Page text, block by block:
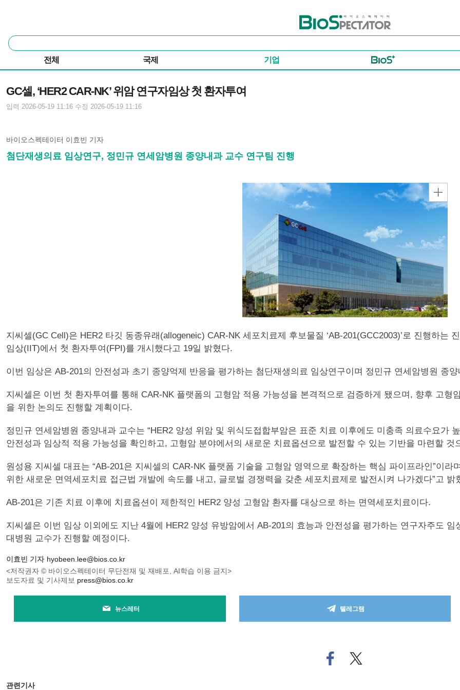
바이오스펙테이터
통
합
색
전체 국제 기업
GC셀, ‘HER2 CAR-NK’ 위암 연구자임상 첫 환자투여
입력 2026-05-19 11:16 수정 2026-05-19 11:16
바이오스펙테이터 이효빈 기자
첨단재생의료 임상연구, 정민규 연세암병원 종양내과 교수 연구팀 진행
지씨셀(GC Cell)은 HER2 타깃 동종유래(allogeneic) CAR-NK 세포치료제 후보물질 ‘AB-201(GCC2003)’로 진행하는
임상(IIT)에서 첫 환자투여(FPI)를 개시했다고 19일 밝혔다.
이번 임상은 AB-201의 안전성과 초기 종양억제 반응을 평가하는 첨단재생의료 임상연구이며 정민규 연세암병원 종
지씨셀은 이번 첫 환자투여를 통해 CAR-NK 플랫폼의 고형암 적용 가능성을 본격적으로 검증하게 됐으며, 향후 고
을 위한 논의도 진행할 계획이다.
정민규 연세암병원 종양내과 교수는 “HER2 양성 위암 및 위식도접합부암은 표준 치료 이후에도 미충족 의료수요가
안전성과 임상적 적용 가능성을 확인하고, 고형암 분야에서의 새로운 치료옵션으로 발전할 수 있는 기반을 마련할 것
원성용 지씨셀 대표는 “AB-201은 지씨셀의 CAR-NK 플랫폼 기술을 고형암 영역으로 확장하는 핵심 파이프라인”이
위한 새로운 면역세포치료 접근법 개발에 속도를 내고, 글로벌 경쟁력을 갖춘 세포치료제로 발전시켜 나가겠다”고 밝
AB-201은 기존 치료 이후에 치료옵션이 제한적인 HER2 양성 고형암 환자를 대상으로 하는 면역세포치료이다.
지씨셀은 이번 임상 이외에도 지난 4월에 HER2 양성 유방암에서 AB-201의 효능과 안전성을 평가하는 연구자주도
대병원 교수가 진행할 예정이다.
이효빈 기자 hyobeen.lee@bios.co.kr
<저작권자 © 바이오스펙테이터 무단전재 및 재배포, AI학습 이용 금지>
보도자료 및 기사제보 press@bios.co.kr
뉴스레터 텔레그램
페
이
트위
터로
관련기사